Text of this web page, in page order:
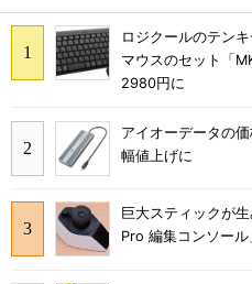
ロジクールのテン
マウスのセット「
2980円に
アイオーデータの
幅値上げに
巨大スティックが
Pro 編集コンソー